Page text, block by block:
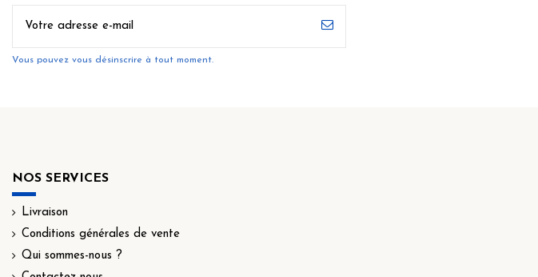
Vous pouvez vous désinscrire à tout moment.
NOS SERVICES
Livraison
Conditions générales de vente
Qui sommes-nous ?